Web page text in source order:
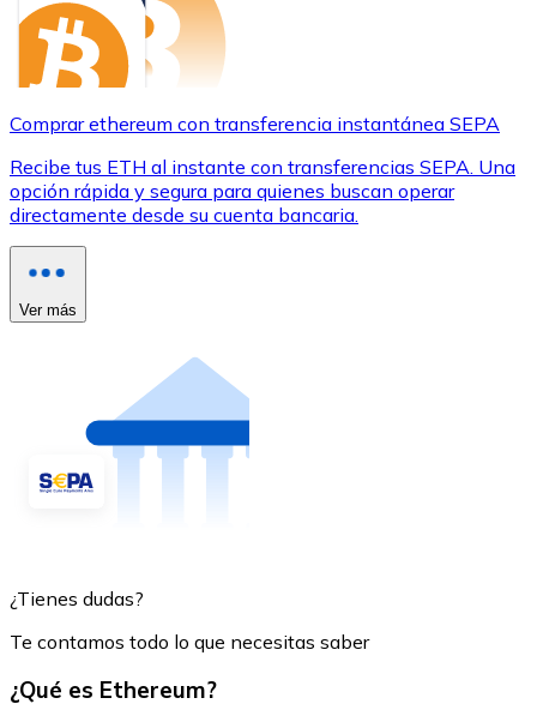
Comprar ethereum con transferencia instantánea SEPA
Recibe tus ETH al instante con transferencias SEPA. Una
opción rápida y segura para quienes buscan operar
directamente desde su cuenta bancaria.
Ver más
¿Tienes dudas?
Te contamos todo lo que necesitas saber
¿Qué es Ethereum?